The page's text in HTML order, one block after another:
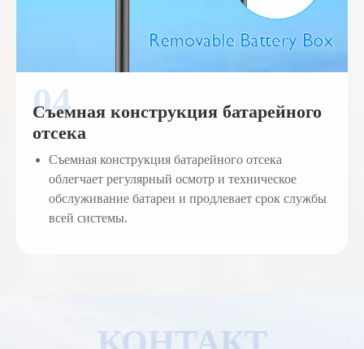
Съемная конструкция батарейного
отсека
Съемная конструкция батарейного отсека
облегчает регулярный осмотр и техническое
обслуживание батареи и продлевает срок службы
всей системы.